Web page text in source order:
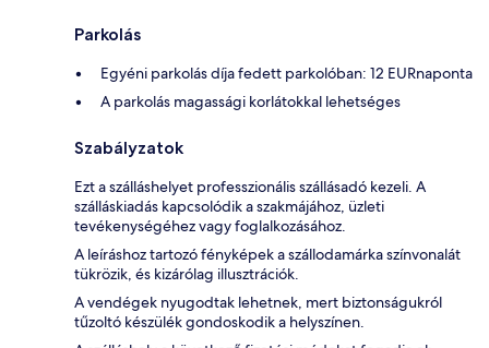
Parkolás
Egyéni parkolás díja fedett parkolóban: 12 EURnaponta
A parkolás magassági korlátokkal lehetséges
Szabályzatok
Ezt a szálláshelyet professzionális szállásadó kezeli. A
szálláskiadás kapcsolódik a szakmájához, üzleti
tevékenységéhez vagy foglalkozásához.
A leíráshoz tartozó fényképek a szállodamárka színvonalát
tükrözik, és kizárólag illusztrációk.
A vendégek nyugodtak lehetnek, mert biztonságukról
tűzoltó készülék gondoskodik a helyszínen.